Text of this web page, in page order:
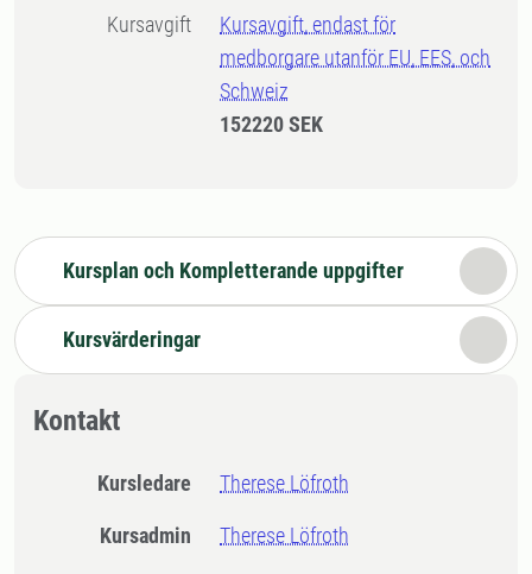
Kursavgift
Kursavgift, endast för
medborgare utanför EU, EES, och
Schweiz
152220 SEK
Kursplan och Kompletterande uppgifter
Kursvärderingar
Kontakt
Kursledare Therese Löfroth
Kursadmin Therese Löfroth